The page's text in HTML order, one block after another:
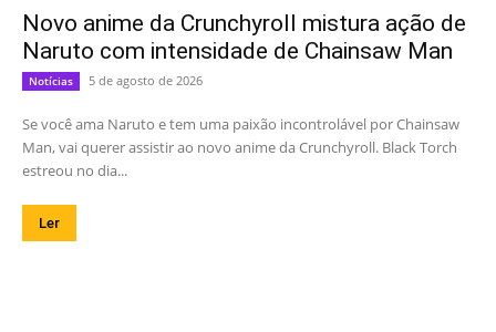
Novo anime da Crunchyroll mistura ação de
Naruto com intensidade de Chainsaw Man
Notícias 5 de agosto de 2026
Se você ama Naruto e tem uma paixão incontrolável por Chainsaw
Man, vai querer assistir ao novo anime da Crunchyroll. Black Torch
estreou no dia...
Ler